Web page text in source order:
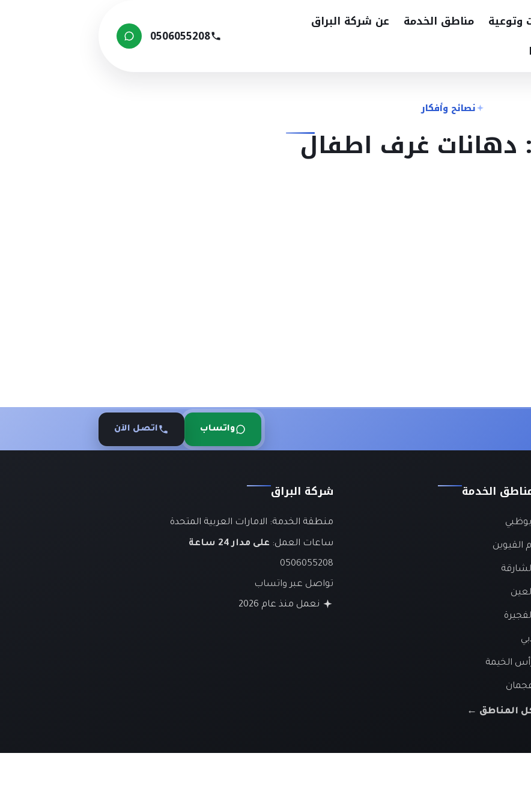
وتوعية مناطق الخدمة
عن شركة البراق
0506055208
نصائح وأفكار
دهانات غرف اطفال
واتساب اتصل الآن
الخدمة
القيوين
الخيمة
المناطق ←
شركة البراق
منطقة الخدمة: الامارات العربية المتحدة
ساعات العمل: على مدار 24 ساعة
0506055208
تواصل عبر واتساب
نعمل منذ عام 2026